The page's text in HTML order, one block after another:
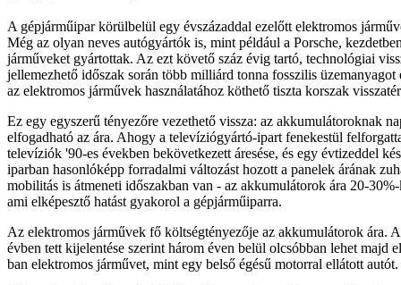
A gépjárműipar körülbelül egy évszázaddal ezelőtt elektromos
Még az olyan neves autógyártók is, mint például a Porsche,
járműveket gyártottak. Az ezt követő száz évig tartó, technológiai
jellemezhető időszak során több milliárd tonna fosszilis üzemanyagot
az elektromos járművek használatához köthető tiszta korszak
Ez egy egyszerű tényezőre vezethető vissza: az akkumulátoroknak
elfogadható az ára. Ahogy a televíziógyártó-ipart fenekestül
televíziók '90-es években bekövetkezett áresése, és egy évtizeddel
iparban hasonlóképp forradalmi változást hozott a panelek árának
mobilitás is átmeneti időszakban van - az akkumulátorok ára 20-
ami elképesztő hatást gyakorol a gépjárműiparra.
Az elektromos járművek fő költségtényezője az akkumulátorok ára.
évben tett kijelentése szerint három éven belül olcsóbban lehet majd
ban elektromos járművet, mint egy belső égésű motorral ellátott autót.